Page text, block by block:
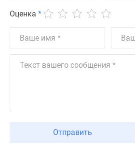
Оценка *
Отправить